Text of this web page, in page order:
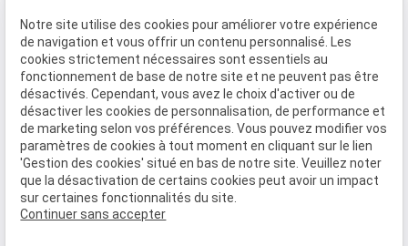
03 28 68 82 00
06 80 84 45 90
Adresse
10, chemin de Cassel
59470 BOLLEZEELE
Horaires
09:00 - 17:00
Lundi - Samedi
Notre site utilise des cookies pour améliorer votre expérience
de navigation et vous offrir un contenu personnalisé. Les
cookies strictement nécessaires sont essentiels au
fonctionnement de base de notre site et ne peuvent pas être
désactivés. Cependant, vous avez le choix d'activer ou de
désactiver les cookies de personnalisation, de performance et
de marketing selon vos préférences. Vous pouvez modifier vos
paramètres de cookies à tout moment en cliquant sur le lien
'Gestion des cookies' situé en bas de notre site. Veuillez noter
que la désactivation de certains cookies peut avoir un impact
sur certaines fonctionnalités du site.
Continuer sans accepter